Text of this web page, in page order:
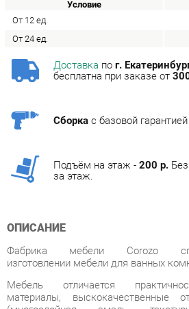
с базовой гарантией
Подъём на этаж -200 р.Без
изготовлении мебели для ванных
материалы, выскокачественные
(многослойная эмаль,
влагостойкие плёнки), прочная
модельный ряд - всё это позволит вам
размеры вашей ванной комнаты.